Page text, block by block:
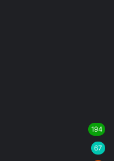
194
67